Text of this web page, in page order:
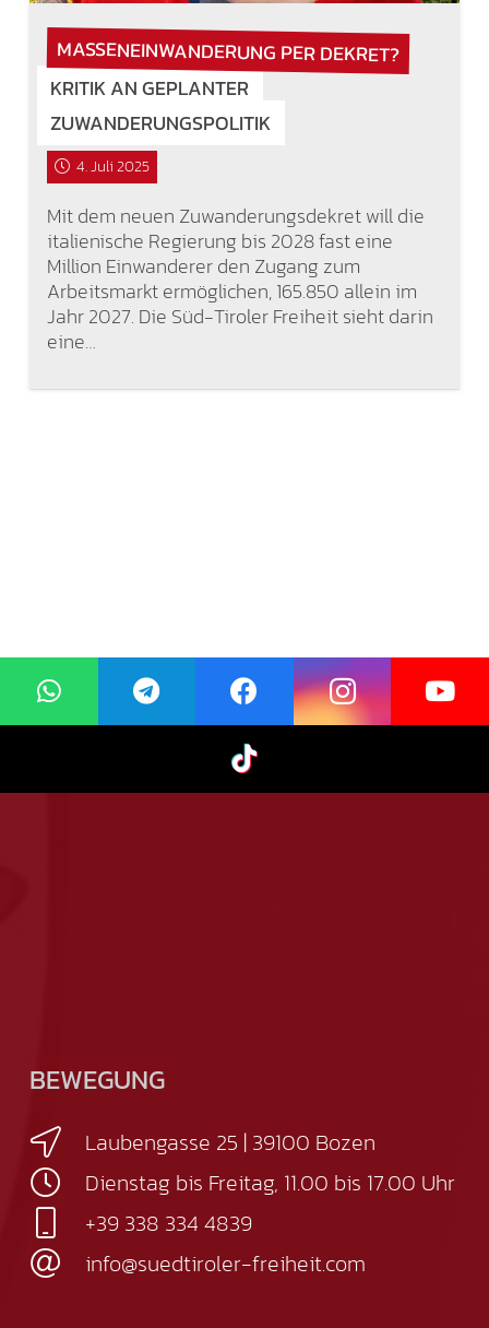
MASSENEINWANDERUNG PER DEKRET?
KRITIK AN GEPLANTER
ZUWANDERUNGSPOLITIK
4. Juli 2025
Mit dem neuen Zuwanderungsdekret will die
italienische Regierung bis 2028 fast eine
Million Einwanderer den Zugang zum
Arbeitsmarkt ermöglichen, 165.850 allein im
Jahr 2027. Die Süd-Tiroler Freiheit sieht darin
eine…
BEWEGUNG
Laubengasse 25 | 39100 Bozen
Dienstag bis Freitag, 11.00 bis 17.00 Uhr
+39 338 334 4839
info@suedtiroler-freiheit.com